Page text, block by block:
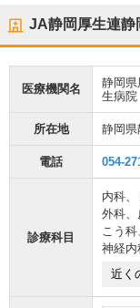
JA静岡厚生連静
医療機関名
静岡
生病院
所在地 静岡県
電話 054-
診療科目
内科、
外科、
こう科
神経内
近く